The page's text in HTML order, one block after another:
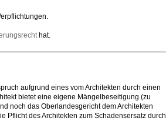
hat.
aufgrund eines vom Architekten durch einen
bietet eine eigene Mängelbeseitigung (zu
noch das Oberlandesgericht dem Architekten
Pflicht des Architekten zum Schadensersatz durch